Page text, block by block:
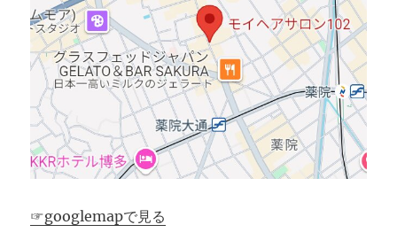
☞googlemapで見る